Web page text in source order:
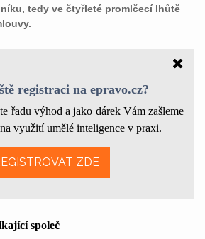
tedy ve čtyřleté promlčecí lhůtě
registraci na epravo.cz?
řadu výhod a jako dárek Vám zašleme
využití umělé inteligence v praxi.
ZDE
společ